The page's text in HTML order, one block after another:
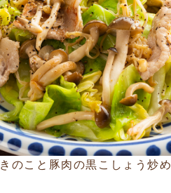
きのこと豚肉の黒こしょう炒め